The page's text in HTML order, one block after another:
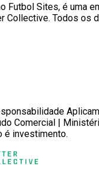
Futbol Sites, é uma
Collective. Todos os
Comercial |
é investimento.